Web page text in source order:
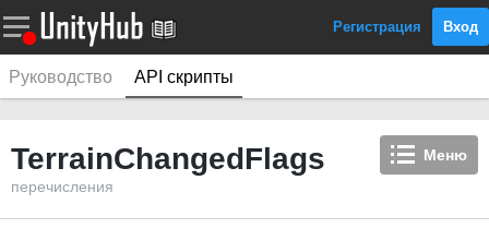
Регистрация Вход
Руководство API скрипты
Меню
TerrainChangedFlags
перечисления